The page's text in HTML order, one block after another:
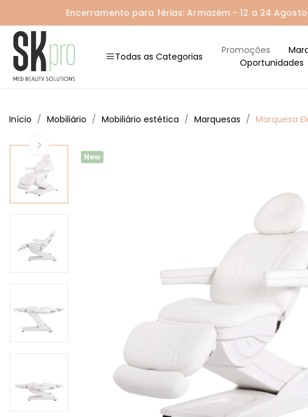
Encerramento para férias: Armazém - 12 a 24
Todas as Categorias
Promoções
Oportunidades
Início Mobiliário Mobiliário estética Marquesas Marquesa
New